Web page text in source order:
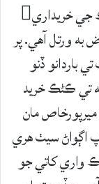
ڏٺو وڃي ته سنڌ جو خوراڪ وارو کاتو ڪڻڪ جي خريداري
ورتل آهي. پر
باردانو ڏنو
تي ڪڻڪ خريد
مان
اڳواڻ سيٺ هري
واري کاتي جو